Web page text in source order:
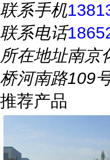
联系手机
联系电话
所在地址南京
桥河南路109
推荐产品